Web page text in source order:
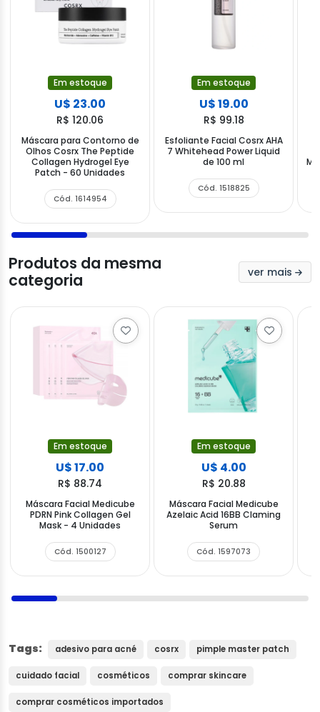
Em estoque
U$ 23.00
R$ 120.06
Máscara para Contorno de
Olhos Cosrx The Peptide
Collagen Hydrogel Eye
Patch - 60 Unidades
Cód. 1614954
Em estoque
U$ 19.00
R$ 99.18
Esfoliante Facial Cosrx AHA
7 Whitehead Power Liquid
de 100 ml
Cód. 1518825
Produtos da mesma
categoria
ver mais
Em estoque
U$ 17.00
R$ 88.74
Máscara Facial Medicube
PDRN Pink Collagen Gel
Mask - 4 Unidades
Cód. 1500127
Em estoque
U$ 4.00
R$ 20.88
Máscara Facial Medicube
Azelaic Acid 16BB Claming
Serum
Cód. 1597073
Tags: adesivo para acné cosrx pimple master patch
cuidado facial cosméticos comprar skincare
comprar cosméticos importados